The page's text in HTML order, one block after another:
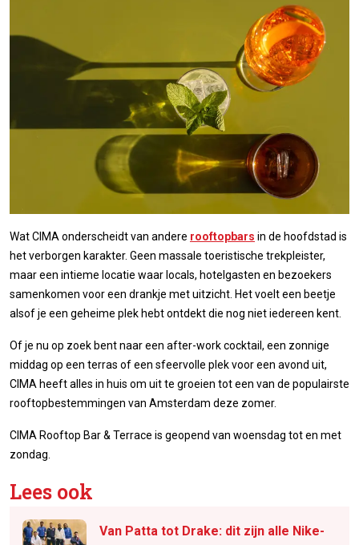
Wat CIMA onderscheidt van andere rooftopbars in de hoofdstad is
het verborgen karakter. Geen massale toeristische trekpleister,
maar een intieme locatie waar locals, hotelgasten en bezoekers
samenkomen voor een drankje met uitzicht. Het voelt een beetje
alsof je een geheime plek hebt ontdekt die nog niet iedereen kent.
Of je nu op zoek bent naar een after-work cocktail, een zonnige
middag op een terras of een sfeervolle plek voor een avond uit,
CIMA heeft alles in huis om uit te groeien tot een van de populairste
rooftopbestemmingen van Amsterdam deze zomer.
CIMA Rooftop Bar & Terrace is geopend van woensdag tot en met
zondag.
Lees ook
Van Patta tot Drake: dit zijn alle Nike-